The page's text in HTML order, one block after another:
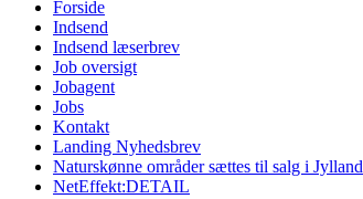
Forside
Indsend
Indsend læserbrev
Job oversigt
Jobagent
Jobs
Kontakt
Landing Nyhedsbrev
Naturskønne områder sættes til salg i Jylland
NetEffekt:DETAIL